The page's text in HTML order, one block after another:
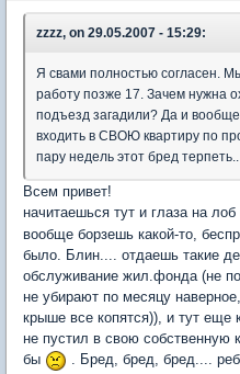
zzzz, on 29.05.2007 - 15:29:
Я свами полностью согласен.
работу позже 17. Зачем нужна
подъезд загадили? Да и
входить в СВОЮ квартиру по
пару недель этот бред терпеть..
Всем привет!
начитаешься тут и глаза на лоб
вообще борзешь какой-то,
было. Блин.... отдаешь такие
обслуживание жил.фонда (не
не убирают по месяцу
крыше все копятся)), и тут еще
не пустил в свою собственную
бы
. Бред, бред, бред....